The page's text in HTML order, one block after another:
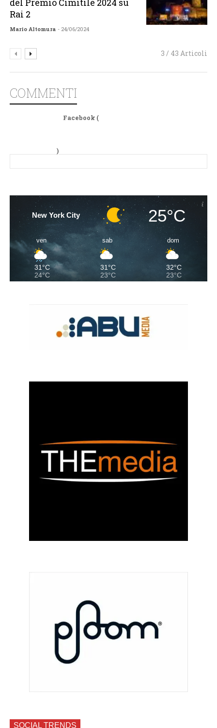
del Premio Cimitile 2024 su
Rai 2
Mario Altomura - 24/06/2024
3 / 43 Articoli
COMMENTI
Facebook (
)
New York City 25°C
ven
31°C
24°C
sab
31°C
23°C
dom
32°C
23°C
SOCIAL TRENDS